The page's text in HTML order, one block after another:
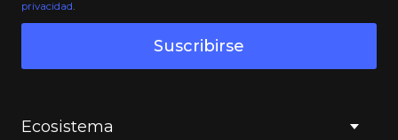
privacidad.
Suscribirse
Ecosistema